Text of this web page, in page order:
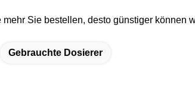
Sie bestellen, desto günstiger können
Gebrauchte Dosierer